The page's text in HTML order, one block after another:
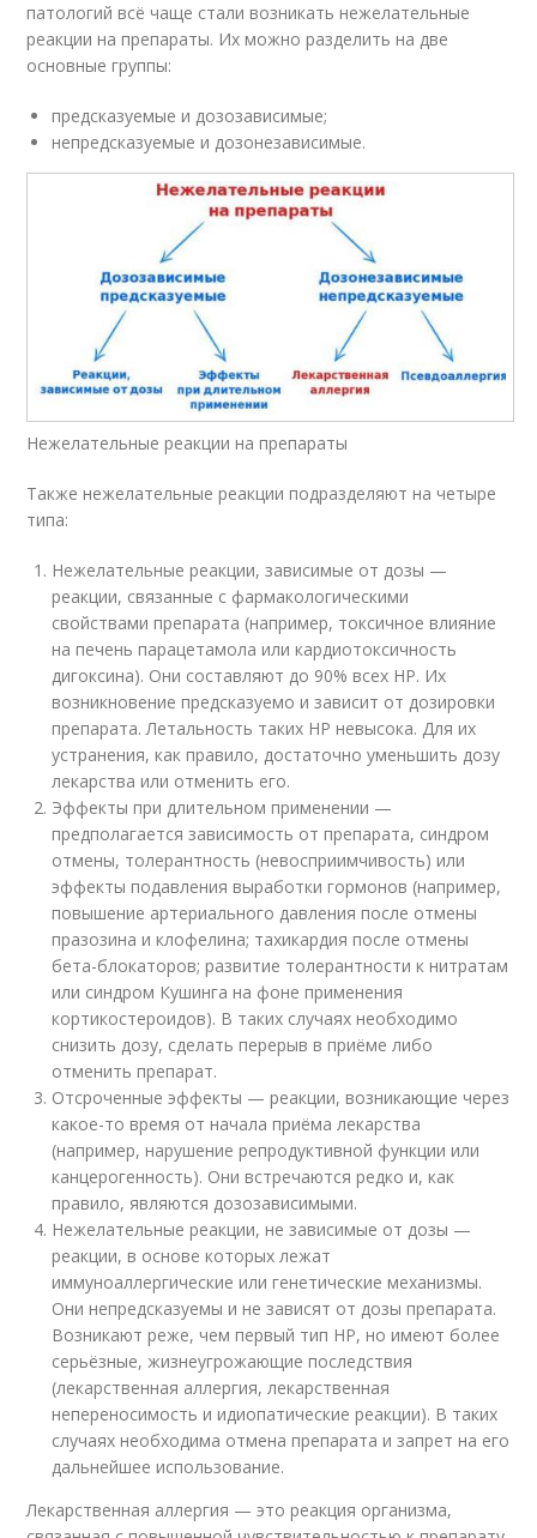
патологий всё чаще стали возникать нежелательные
реакции на препараты. Их можно разделить на две
основные группы:
предсказуемые и дозозависимые;
непредсказуемые и дозонезависимые.
Нежелательные реакции на препараты
Также нежелательные реакции подразделяют на четыре
типа:
Нежелательные реакции, зависимые от дозы —
реакции, связанные с фармакологическими
свойствами препарата (например, токсичное влияние
на печень парацетамола или кардиотоксичность
дигоксина). Они составляют до 90% всех НР. Их
возникновение предсказуемо и зависит от дозировки
препарата. Летальность таких НР невысока. Для их
устранения, как правило, достаточно уменьшить дозу
лекарства или отменить его.
Эффекты при длительном применении —
предполагается зависимость от препарата, синдром
отмены, толерантность (невосприимчивость) или
эффекты подавления выработки гормонов (например,
повышение артериального давления после отмены
празозина и клофелина; тахикардия после отмены
бета-блокаторов; развитие толерантности к нитратам
или синдром Кушинга на фоне применения
кортикостероидов). В таких случаях необходимо
снизить дозу, сделать перерыв в приёме либо
отменить препарат.
Отсроченные эффекты — реакции, возникающие через
какое-то время от начала приёма лекарства
(например, нарушение репродуктивной функции или
канцерогенность). Они встречаются редко и, как
правило, являются дозозависимыми.
Нежелательные реакции, не зависимые от дозы —
реакции, в основе которых лежат
иммуноаллергические или генетические механизмы.
Они непредсказуемы и не зависят от дозы препарата.
Возникают реже, чем первый тип НР, но имеют более
серьёзные, жизнеугрожающие последствия
(лекарственная аллергия, лекарственная
непереносимость и идиопатические реакции). В таких
случаях необходима отмена препарата и запрет на его
дальнейшее использование.
Лекарственная аллергия — это реакция организма,